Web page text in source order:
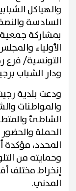
والهياكل
السادسة
بمشاركة
الأولياء
التونسية/ فرع
ودار الشباب
ودعت بلدية
والمواطنات
الشاطئ
الحملة
المحدد،
وحمايته من
إنخراط مختلف
المدني.